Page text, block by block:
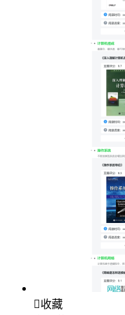
收藏